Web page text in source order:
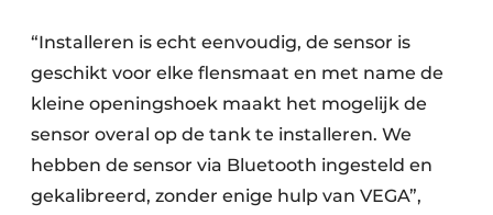
“Installeren is echt eenvoudig, de sensor is
geschikt voor elke flensmaat en met name de
kleine openingshoek maakt het mogelijk de
sensor overal op de tank te installeren. We
hebben de sensor via Bluetooth ingesteld en
gekalibreerd, zonder enige hulp van VEGA”,